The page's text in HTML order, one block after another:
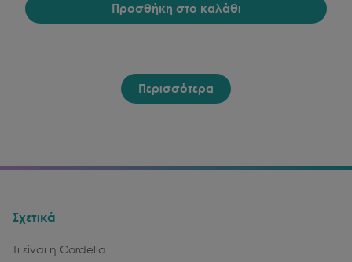
Προσθήκη στο καλάθι
Περισσότερα
Σχετικά
Τι είναι η Cordella